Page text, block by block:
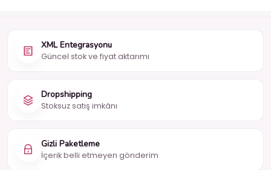
XML Entegrasyonu
Güncel stok ve fiyat aktarımı
Dropshipping
Stoksuz satış imkânı
Gizli Paketleme
İçerik belli etmeyen gönderim